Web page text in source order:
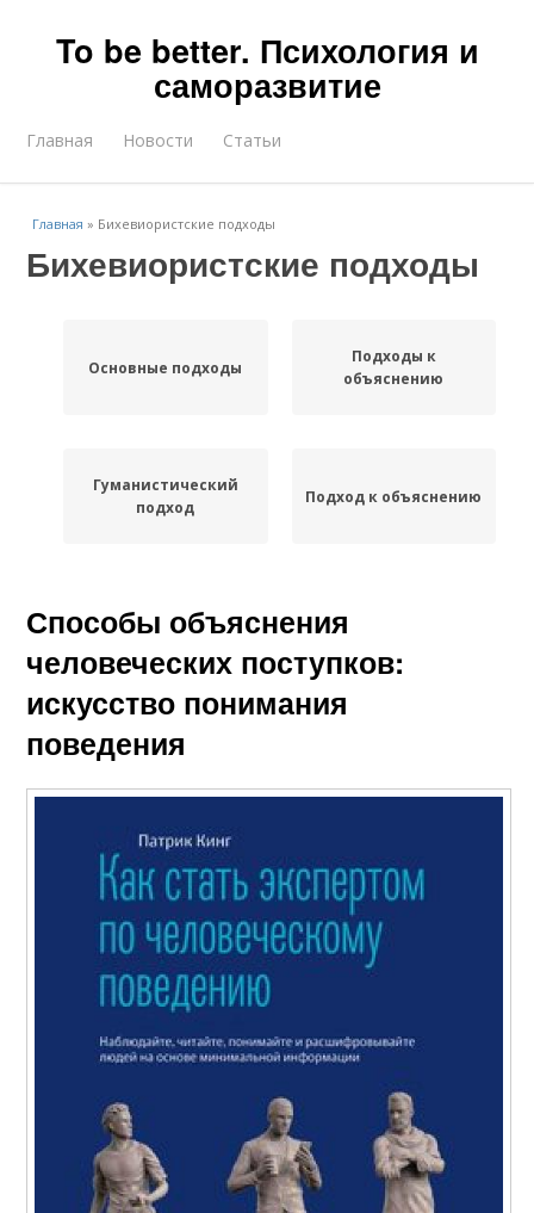
To be better. Психология и
саморазвитие
Главная Новости Статьи
Главная » Бихевиористские подходы
Бихевиористские подходы
Основные подходы
Подходы к
объяснению
Гуманистический
подход
Подход к объяснению
Способы объяснения
человеческих поступков:
искусство понимания
поведения